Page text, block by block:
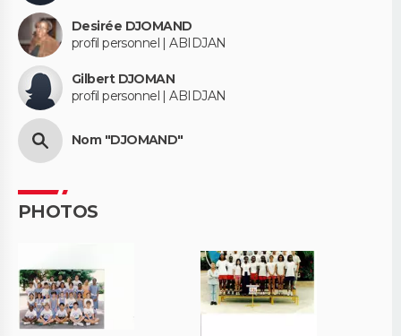
Desirée DJOMAND
profil personnel | ABIDJAN
Gilbert DJOMAN
profil personnel | ABIDJAN
Nom "DJOMAND"
PHOTOS